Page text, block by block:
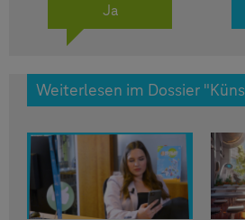
Ja
Weiterlesen im Dossier